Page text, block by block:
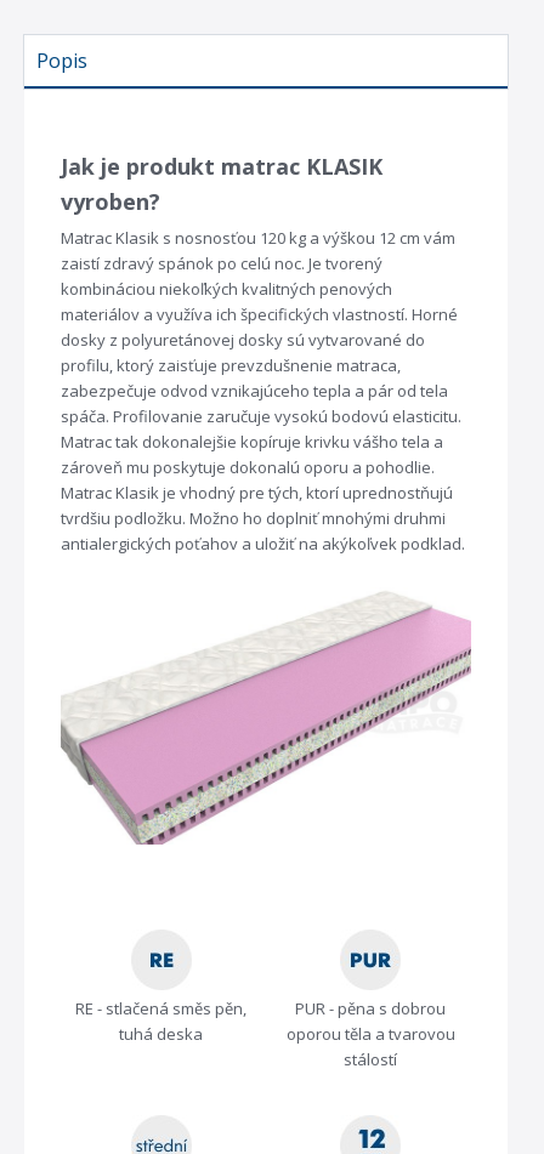
Popis
Jak je produkt matrac KLASIK
vyroben?
Matrac Klasik s nosnosťou 120 kg a výškou 12 cm vám
zaistí zdravý spánok po celú noc. Je tvorený
kombináciou niekoľkých kvalitných penových
materiálov a využíva ich špecifických vlastností. Horné
dosky z polyuretánovej dosky sú vytvarované do
profilu, ktorý zaisťuje prevzdušnenie matraca,
zabezpečuje odvod vznikajúceho tepla a pár od tela
spáča. Profilovanie zaručuje vysokú bodovú elasticitu.
Matrac tak dokonalejšie kopíruje krivku vášho tela a
zároveň mu poskytuje dokonalú oporu a pohodlie.
Matrac Klasik je vhodný pre tých, ktorí uprednostňujú
tvrdšiu podložku. Možno ho doplniť mnohými druhmi
antialergických poťahov a uložiť na akýkoľvek podklad.
RE - stlačená směs pěn,
tuhá deska
PUR - pěna s dobrou
oporou těla a tvarovou
stálostí